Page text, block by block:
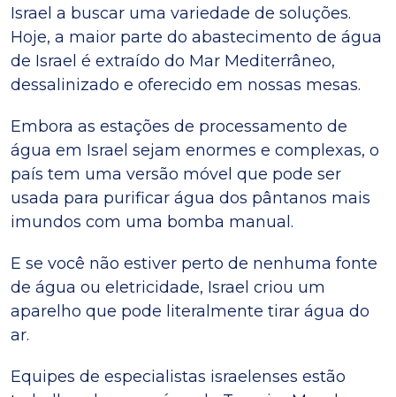
Israel a buscar uma variedade de soluções.
Hoje, a maior parte do abastecimento de água
de Israel é extraído do Mar Mediterrâneo,
dessalinizado e oferecido em nossas mesas.
Embora as estações de processamento de
água em Israel sejam enormes e complexas, o
país tem uma versão móvel que pode ser
usada para purificar água dos pântanos mais
imundos com uma bomba manual.
E se você não estiver perto de nenhuma fonte
de água ou eletricidade, Israel criou um
aparelho que pode literalmente tirar água do
ar.
Equipes de especialistas israelenses estão